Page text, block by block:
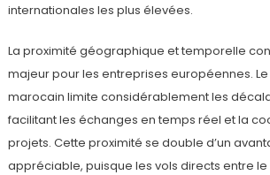
internationales les plus élevées.
La proximité géographique et temporelle
majeur pour les entreprises européennes.
marocain limite considérablement les
facilitant les échanges en temps réel et la
projets. Cette proximité se double d’un
appréciable, puisque les vols directs entre le